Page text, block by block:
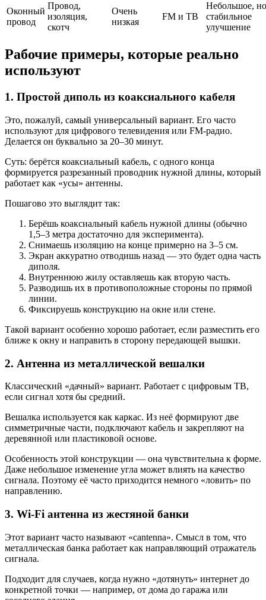
Оконный
провод
Провод,
изоляция,
скотч
Очень
низкая
FM и ТВ
Небольшое, но
стабильное
улучшение
Рабочие примеры, которые реально
используют
1. Простой диполь из коаксиального кабеля
Это, пожалуй, самый универсальный вариант. Его часто
используют для цифрового телевидения или FM-радио.
Делается он буквально за 20–30 минут.
Суть: берётся коаксиальный кабель, с одного конца
формируется разрезанный проводник нужной длины, который
работает как «усы» антенны.
Пошагово это выглядит так:
Берёшь коаксиальный кабель нужной длины (обычно
1,5–3 метра достаточно для эксперимента).
Снимаешь изоляцию на конце примерно на 3–5 см.
Экран аккуратно отводишь назад — это будет одна часть
диполя.
Внутреннюю жилу оставляешь как вторую часть.
Разводишь их в противоположные стороны по прямой
линии.
Фиксируешь конструкцию на окне или стене.
Такой вариант особенно хорошо работает, если разместить его
ближе к окну и направить в сторону передающей вышки.
2. Антенна из металлической вешалки
Классический «дачный» вариант. Работает с цифровым ТВ,
если сигнал хотя бы средний.
Вешалка используется как каркас. Из неё формируют две
симметричные части, подключают кабель и закрепляют на
деревянной или пластиковой основе.
Особенность этой конструкции — она чувствительна к форме.
Даже небольшое изменение угла может влиять на качество
сигнала. Поэтому её часто приходится немного «ловить» по
направлению.
3. Wi-Fi антенна из жестяной банки
Этот вариант часто называют «cantenna». Смысл в том, что
металлическая банка работает как направляющий отражатель
сигнала.
Подходит для случаев, когда нужно «дотянуть» интернет до
конкретной точки — например, от дома до гаража или